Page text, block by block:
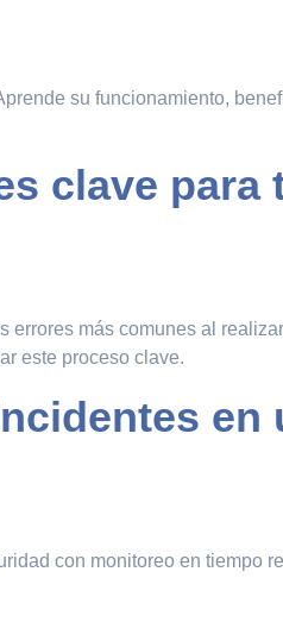
su funcionamiento,
clave para
errores más comunes al
este proceso clave.
en
con monitoreo en tiempo